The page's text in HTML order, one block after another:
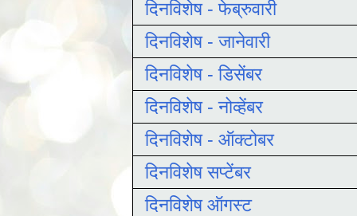
दिनविशेष - फेब्रुवारी
दिनविशेष - जानेवारी
दिनविशेष - डिसेंबर
दिनविशेष - नोव्हेंबर
दिनविशेष - ऑक्टोबर
दिनविशेष सप्टेंबर
दिनविशेष ऑगस्ट